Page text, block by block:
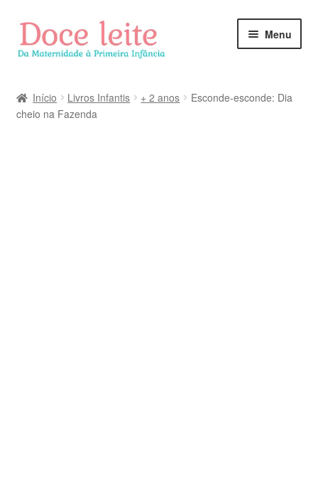
Pular
para
navegação
Pular
para
o
Menu
Início Livros Infantis + 2 anos
Esconde-esconde: Dia
cheio na Fazenda